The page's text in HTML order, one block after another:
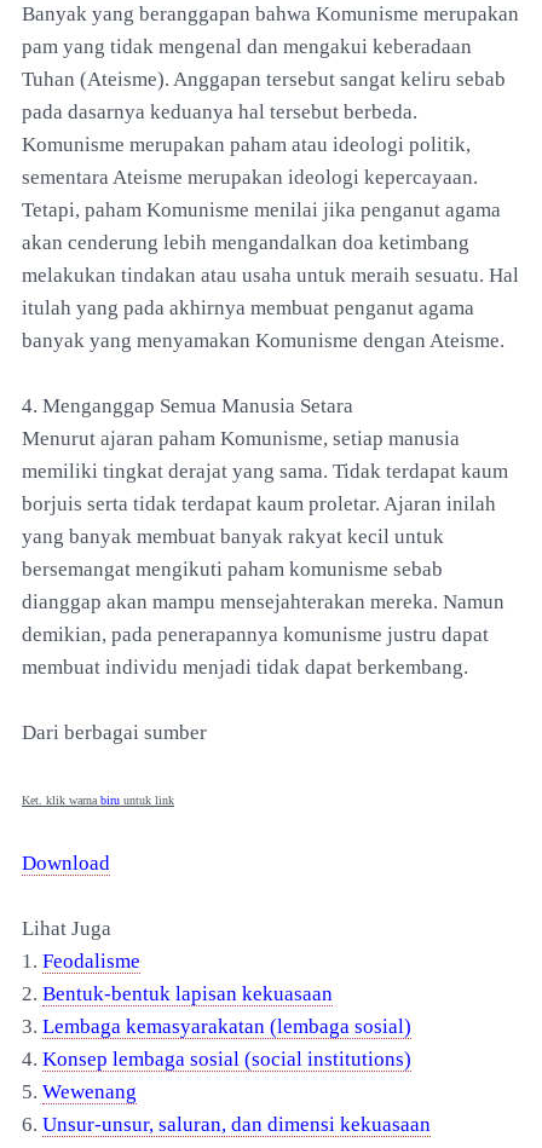
Banyak yang beranggapan bahwa Komunisme merupakan
pam yang tidak mengenal dan mengakui keberadaan
Tuhan (Ateisme). Anggapan tersebut sangat keliru sebab
pada dasarnya keduanya hal tersebut berbeda.
Komunisme merupakan paham atau ideologi politik,
sementara Ateisme merupakan ideologi kepercayaan.
Tetapi, paham Komunisme menilai jika penganut agama
akan cenderung lebih mengandalkan doa ketimbang
melakukan tindakan atau usaha untuk meraih sesuatu. Hal
itulah yang pada akhirnya membuat penganut agama
banyak yang menyamakan Komunisme dengan Ateisme.
4. Menganggap Semua Manusia Setara
Menurut ajaran paham Komunisme, setiap manusia
memiliki tingkat derajat yang sama. Tidak terdapat kaum
borjuis serta tidak terdapat kaum proletar. Ajaran inilah
yang banyak membuat banyak rakyat kecil untuk
bersemangat mengikuti paham komunisme sebab
dianggap akan mampu mensejahterakan mereka. Namun
demikian, pada penerapannya komunisme justru dapat
membuat individu menjadi tidak dapat berkembang.
Dari berbagai sumber
Ket. klik warna biru untuk link
Download
Lihat Juga
1. Feodalisme
2. Bentuk-bentuk lapisan kekuasaan
3. Lembaga kemasyarakatan (lembaga sosial)
4. Konsep lembaga sosial (social institutions)
5. Wewenang
6. Unsur-unsur, saluran, dan dimensi kekuasaan